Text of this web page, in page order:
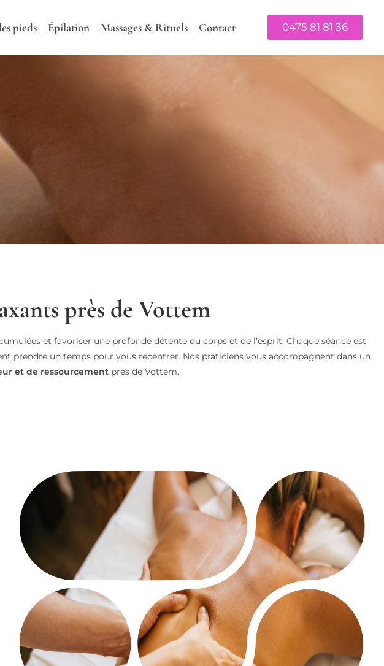
pieds Épilation Massages & Rituels Contact 0475 81 81 36
près de Vottem
et favoriser une profonde détente du corps et de l’esprit. Chaque séance est
prendre un temps pour vous recentrer. Nos praticiens vous accompagnent dans un
et de ressourcementprès de Vottem.